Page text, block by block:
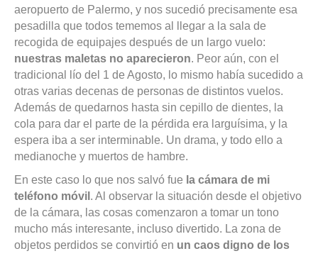
aeropuerto de Palermo, y nos sucedió precisamente esa
pesadilla que todos tememos al llegar a la sala de
recogida de equipajes después de un largo vuelo:
nuestras maletas no aparecieron. Peor aún, con el
tradicional lío del 1 de Agosto, lo mismo había sucedido a
otras varias decenas de personas de distintos vuelos.
Además de quedarnos hasta sin cepillo de dientes, la
cola para dar el parte de la pérdida era larguísima, y la
espera iba a ser interminable. Un drama, y todo ello a
medianoche y muertos de hambre.
En este caso lo que nos salvó fue la cámara de mi
teléfono móvil . Al observar la situación desde el objetivo
de la cámara, las cosas comenzaron a tomar un tono
mucho más interesante, incluso divertido. La zona de
objetos perdidos se convirtió en un caos digno de los